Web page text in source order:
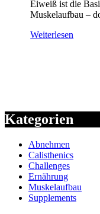
Eiweiß ist die
Muskelaufbau –
Weiterlesen
Kategorien
Abnehmen
Calisthenics
Challenges
Ernährung
Muskelaufbau
Supplements